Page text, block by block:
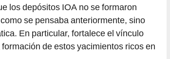
los depósitos IOA no se formaron
se pensaba anteriormente, sino
En particular, fortalece el vínculo
formación de estos yacimientos ricos en